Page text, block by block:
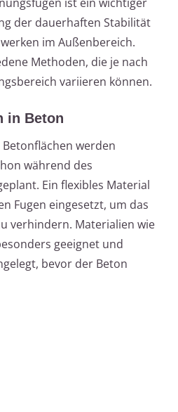
der dauerhaften Stabilität
im Außenbereich.
Methoden, die je nach
variieren können.
in Beton
werden
während des
Ein flexibles Material
Fugen eingesetzt, um das
verhindern. Materialien wie
geeignet und
bevor der Beton